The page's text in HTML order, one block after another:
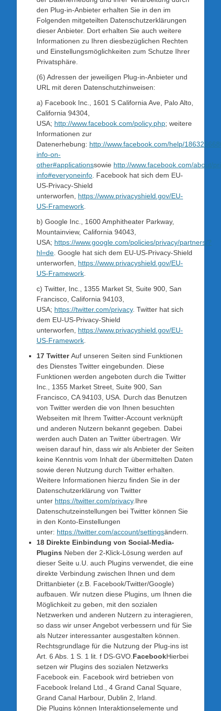
den Plug-in-Anbieter erhalten Sie in den im
Folgenden mitgeteilten Datenschutzerklärungen
dieser Anbieter. Dort erhalten Sie auch weitere
Informationen zu Ihren diesbezüglichen Rechten
und Einstellungsmöglichkeiten zum Schutze Ihrer
Privatsphäre.
(6) Adressen der jeweiligen Plug-in-Anbieter und
URL mit deren Datenschutzhinweisen:
a) Facebook Inc., 1601 S California Ave, Palo Alto,
California 94304,
USA; http://www.facebook.com/policy.php; weitere
Informationen zur
Datenerhebung: http://www.facebook.com/help/
info-on-
other#applicationssowie http://www.facebook.com/about/
info#everyoneinfo . Facebook hat sich dem EU-
US-Privacy-Shield
unterworfen, https://www.privacyshield.gov/EU-
US-Framework
b) Google Inc., 1600 Amphitheater Parkway,
Mountainview, California 94043,
USA; https://www.google.com/policies/privacy/partners/?
hl=de . Google hat sich dem EU-US-Privacy-Shield
unterworfen, https://www.privacyshield.gov/EU-
US-Framework
c) Twitter, Inc., 1355 Market St, Suite 900, San
Francisco, California 94103,
USA; https://twitter.com/privacy. Twitter hat sich
dem EU-US-Privacy-Shield
unterworfen, https://www.privacyshield.gov/EU-
US-Framework
17 TwitterAuf unseren Seiten sind Funktionen
des Dienstes Twitter eingebunden. Diese
Funktionen werden angeboten durch die Twitter
Inc., 1355 Market Street, Suite 900, San
Francisco, CA 94103, USA. Durch das Benutzen
von Twitter werden die von Ihnen besuchten
Webseiten mit Ihrem Twitter-Account verknüpft
und anderen Nutzern bekannt gegeben. Dabei
werden auch Daten an Twitter übertragen. Wir
weisen darauf hin, dass wir als Anbieter der Seiten
keine Kenntnis vom Inhalt der übermittelten Daten
sowie deren Nutzung durch Twitter erhalten.
Weitere Informationen hierzu finden Sie in der
Datenschutzerklärung von Twitter
unter https://twitter.com/privacy.Ihre
Datenschutzeinstellungen bei Twitter können Sie
in den Konto-Einstellungen
unter: https://twitter.com/account/settingsändern.
18 Direkte Einbindung von Social-Media-
Plugins Neben der 2-Klick-Lösung werden auf
dieser Seite u.U. auch Plugins verwendet, die eine
direkte Verbindung zwischen Ihnen und dem
Drittanbieter (z.B. Facebook/Twitter/Google)
aufbauen. Wir nutzen diese Plugins, um Ihnen die
Möglichkeit zu geben, mit den sozialen
Netzwerken und anderen Nutzern zu interagieren,
so dass wir unser Angebot verbessern und für Sie
als Nutzer interessanter ausgestalten können.
Rechtsgrundlage für die Nutzung der Plug-ins ist
Art. 6 Abs. 1 S. 1 lit. f DS-GVO. FacebookHierbei
setzen wir Plugins des sozialen Netzwerks
Facebook ein. Facebook wird betrieben von
Facebook Ireland Ltd., 4 Grand Canal Square,
Grand Canal Harbour, Dublin 2, Irland.
Die Plugins können Interaktionselemente und